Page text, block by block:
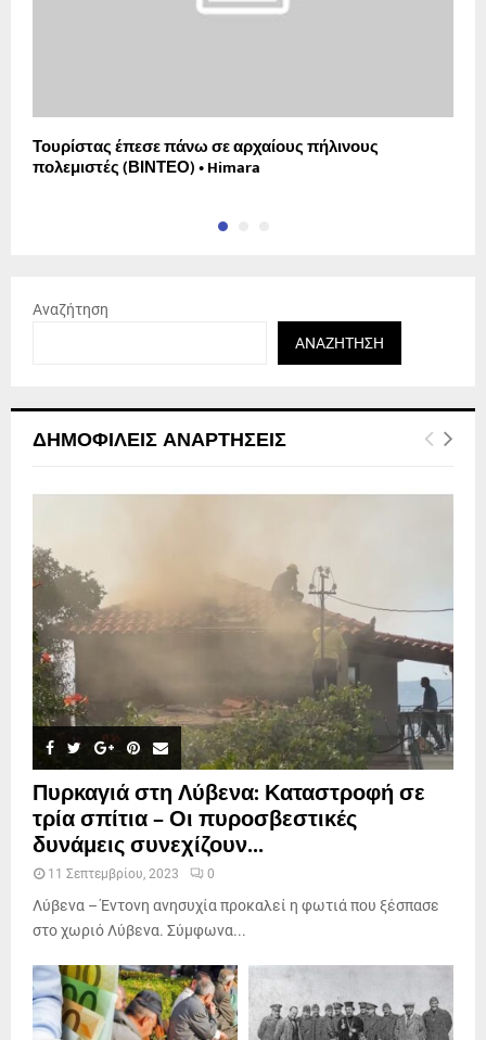
Τουρίστας έπεσε πάνω σε αρχαίους πήλινους
πολεμιστές (ΒΙΝΤΕΟ) • Himara
Αναζήτηση
ΑΝΑΖΉΤΗΣΗ
ΔΗΜΟΦΙΛΕΊΣ ΑΝΑΡΤΉΣΕΙΣ
Πυρκαγιά στη Λύβενα: Καταστροφή σε
τρία σπίτια – Οι πυροσβεστικές
δυνάμεις συνεχίζουν...
11 Σεπτεμβρίου, 2023 0
Λύβενα – Έντονη ανησυχία προκαλεί η φωτιά που ξέσπασε
στο χωριό Λύβενα. Σύμφωνα...